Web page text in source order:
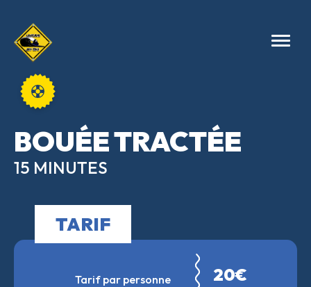
BOUÉE TRACTÉE
15 MINUTES
TARIF
Tarif par personne 20€